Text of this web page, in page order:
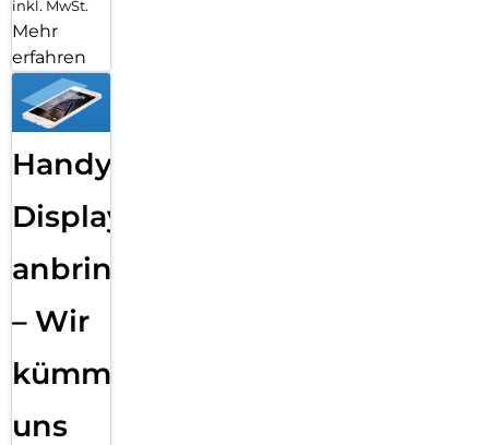
inkl. MwSt.
Mehr
erfahren
Handy
Displayfolie
anbringen
– Wir
kümmern
uns